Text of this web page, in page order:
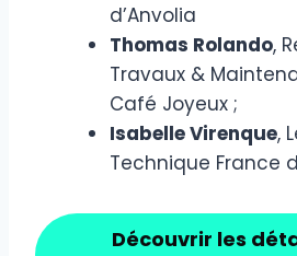
d’Anvolia
Thomas Rolando,
Travaux &
Café Joyeux ;
Isabelle Virenque,
Technique France
Découvrir les